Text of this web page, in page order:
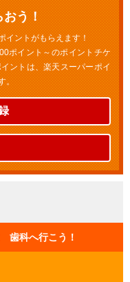
おう！
イントがもらえます！
ポイント～のポイントチケ
ントは、楽天スーパーポイ
。
歯科へ行こう！